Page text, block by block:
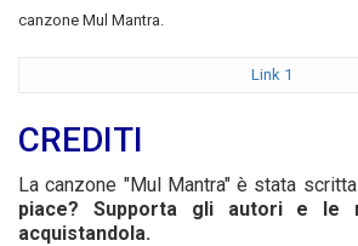
canzone Mul Mantra.
Link 1
CREDITI
La canzone "Mul Mantra" è stata
piace? Supporta gli autori e le
acquistandola.